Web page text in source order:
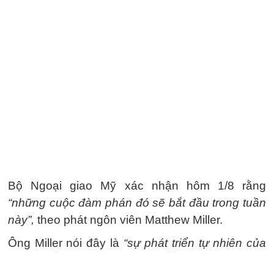
Bộ Ngoại giao Mỹ xác nhận hôm 1/8 rằng
“những cuộc đàm phán đó sẽ bắt đầu trong tuần
này”, theo phát ngôn viên Matthew Miller.
Ông Miller nói đây là “sự phát triển tự nhiên của